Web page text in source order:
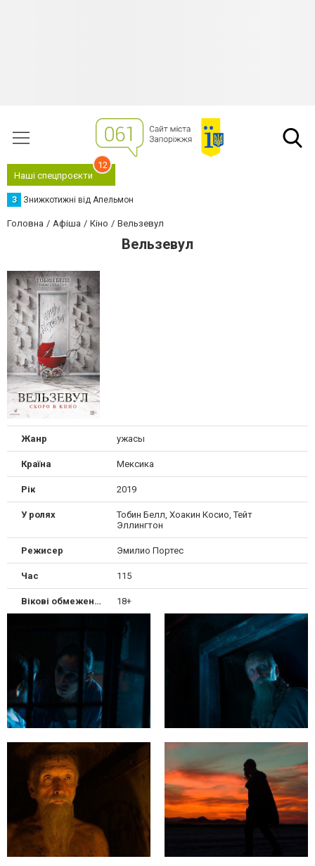
Наші спецпроєкти
12
З Знижкотижні від Апельмон
Головна Афіша Кіно Вельзевул
Вельзевул
Жанр ужасы
Країна Мексика
Рік 2019
У ролях
Тобин Белл, Хоакин Косио, Тейт
Эллингтон
Режисер Эмилио Портес
Час 115
Вікові обмеження 18+